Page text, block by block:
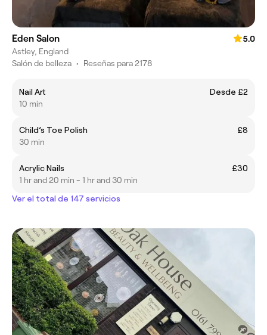
Eden Salon
5.0
Astley, England
Salón de belleza • Reseñas para 2178
Nail Art
Desde £2
10 min
Child’s Toe Polish
£8
30 min
Acrylic Nails
£30
1 hr and 20 min - 1 hr and 30 min
Ver el total de 147 servicios